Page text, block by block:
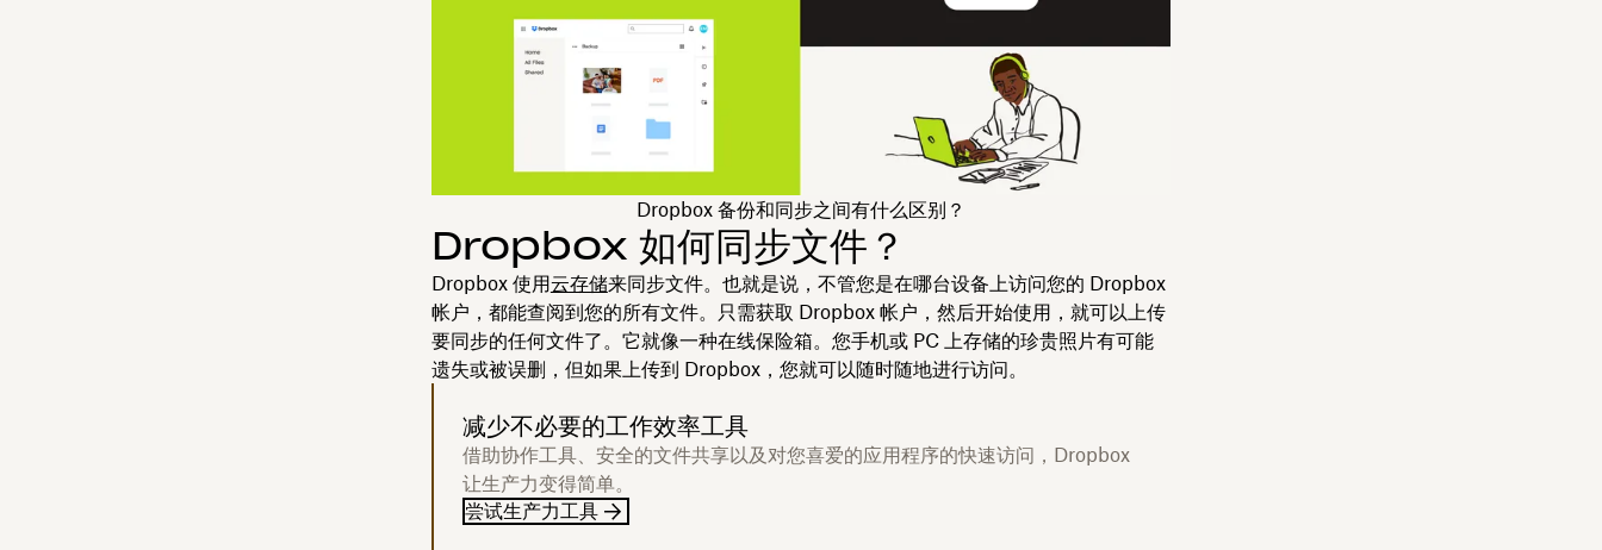
Dropbox 备份和同步之间有什么区别？
Dropbox 如何同步文件？
Dropbox 使用云存储来同步文件。也就是说，不管您是在哪台设备上访问您的 Dropbox
帐户，都能查阅到您的所有文件。只需获取 Dropbox 帐户，然后开始使用，就可以上传
要同步的任何文件了。它就像一种在线保险箱。您手机或 PC 上存储的珍贵照片有可能
遗失或被误删，但如果上传到 Dropbox，您就可以随时随地进行访问。
减少不必要的工作效率工具
借助协作工具、安全的文件共享以及对您喜爱的应用程序的快速访问，Dropbox
让生产力变得简单。
尝试生产力工具